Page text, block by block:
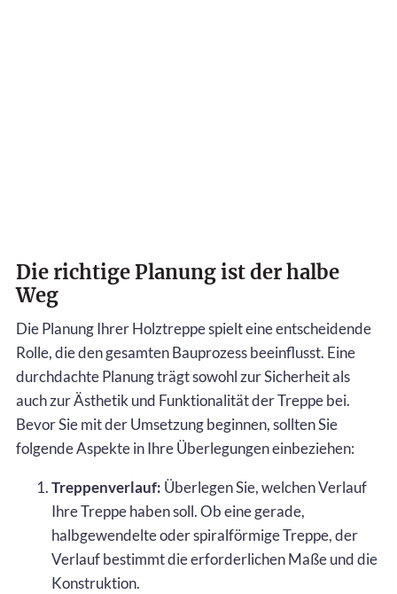
Die richtige Planung ist der halbe
Weg
Die Planung Ihrer Holztreppe spielt eine entscheidende
Rolle, die den gesamten Bauprozess beeinflusst. Eine
durchdachte Planung trägt sowohl zur Sicherheit als
auch zur Ästhetik und Funktionalität der Treppe bei.
Bevor Sie mit der Umsetzung beginnen, sollten Sie
folgende Aspekte in Ihre Überlegungen einbeziehen:
Treppenverlauf: Überlegen Sie, welchen Verlauf
Ihre Treppe haben soll. Ob eine gerade,
halbgewendelte oder spiralförmige Treppe, der
Verlauf bestimmt die erforderlichen Maße und die
Konstruktion.